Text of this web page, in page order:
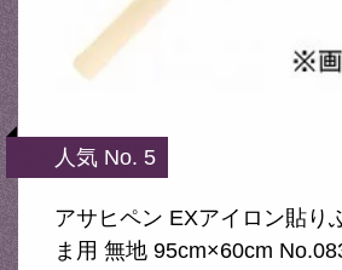
人気 No. 5
アサヒペン EXアイロン貼り
ま用 無地 95cm×60cm